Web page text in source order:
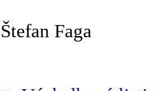
Štefan Faga